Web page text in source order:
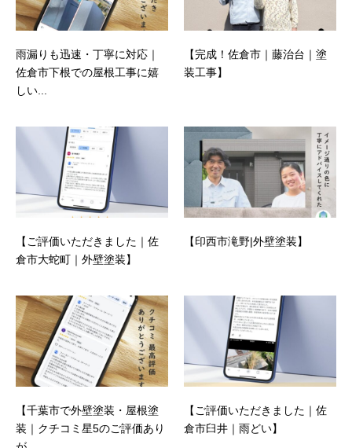
雨漏りも迅速・丁寧に対応｜
佐倉市下根での屋根工事に嬉
しい...
【完成！佐倉市｜藤治台｜塗
装工事】
【ご評価いただきました｜佐
倉市大蛇町｜外壁塗装】
【印西市滝野|外壁塗装】
【千葉市で外壁塗装・屋根塗
装｜クチコミ星5のご評価あり
【ご評価いただきました｜佐
倉市臼井｜雨どい】